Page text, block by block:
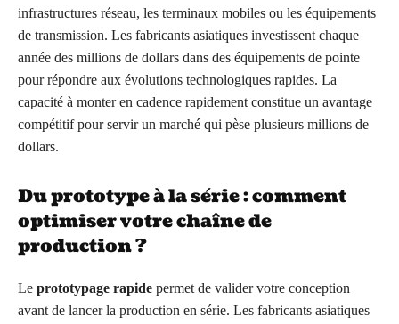
infrastructures réseau, les terminaux mobiles ou les équipements
de transmission. Les fabricants asiatiques investissent chaque
année des millions de dollars dans des équipements de pointe
pour répondre aux évolutions technologiques rapides. La
capacité à monter en cadence rapidement constitue un avantage
compétitif pour servir un marché qui pèse plusieurs millions de
dollars.
Du prototype à la série : comment
optimiser votre chaîne de
production ?
Le prototypage rapide permet de valider votre conception
avant de lancer la production en série. Les fabricants asiatiques